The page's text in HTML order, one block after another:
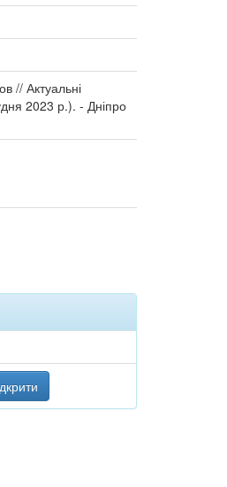
// Актуальні
2023 р.). - Дніпро